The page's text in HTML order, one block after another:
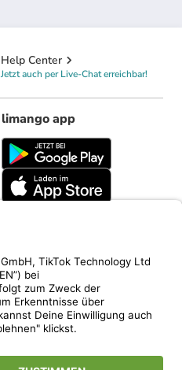
Help Center
Jetzt auch per Live-Chat erreichbar!
limango app
limango.nl limango.pl